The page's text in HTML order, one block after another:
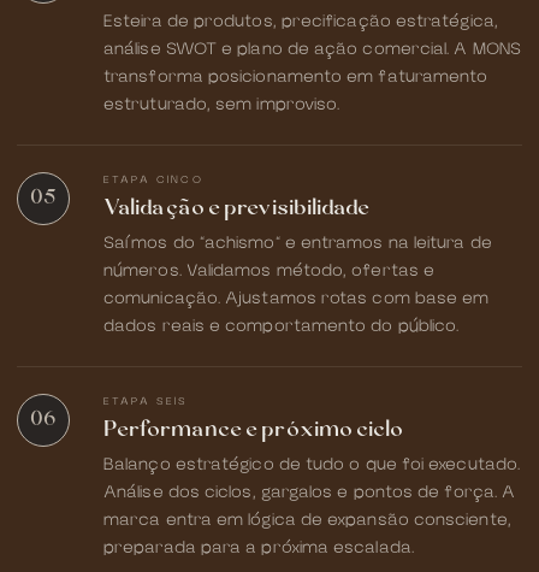
Esteira de produtos, precificação estratégica,
análise SWOT e plano de ação comercial. A MONS
transforma posicionamento em faturamento
estruturado, sem improviso.
05
ETAPA CINCO
Validação e previsibilidade
Saímos do "achismo" e entramos na leitura de
números. Validamos método, ofertas e
comunicação. Ajustamos rotas com base em
dados reais e comportamento do público.
06
ETAPA SEIS
Performance e próximo ciclo
Balanço estratégico de tudo o que foi executado.
Análise dos ciclos, gargalos e pontos de força. A
marca entra em lógica de expansão consciente,
preparada para a próxima escalada.